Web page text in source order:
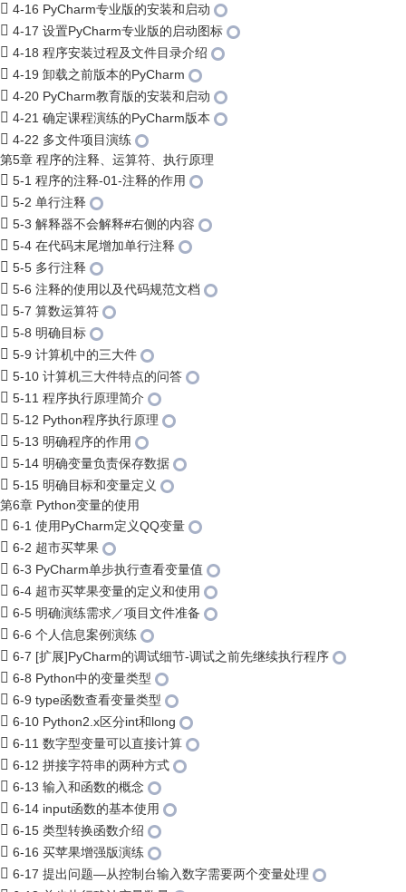
4-16 PyCharm专业版的安装和启动
4-17 设置PyCharm专业版的启动图标
4-18 程序安装过程及文件目录介绍
4-19 卸载之前版本的PyCharm
4-20 PyCharm教育版的安装和启动
4-21 确定课程演练的PyCharm版本
4-22 多文件项目演练
第5章 程序的注释、运算符、执行原理
5-1 程序的注释-01-注释的作用
5-2 单行注释
5-3 解释器不会解释#右侧的内容
5-4 在代码末尾增加单行注释
5-5 多行注释
5-6 注释的使用以及代码规范文档
5-7 算数运算符
5-8 明确目标
5-9 计算机中的三大件
5-10 计算机三大件特点的问答
5-11 程序执行原理简介
5-12 Python程序执行原理
5-13 明确程序的作用
5-14 明确变量负责保存数据
5-15 明确目标和变量定义
第6章 Python变量的使用
6-1 使用PyCharm定义QQ变量
6-2 超市买苹果
6-3 PyCharm单步执行查看变量值
6-4 超市买苹果变量的定义和使用
6-5 明确演练需求／项目文件准备
6-6 个人信息案例演练
6-7 [扩展]PyCharm的调试细节-调试之前先继续执行程序
6-8 Python中的变量类型
6-9 type函数查看变量类型
6-10 Python2.x区分int和long
6-11 数字型变量可以直接计算
6-12 拼接字符串的两种方式
6-13 输入和函数的概念
6-14 input函数的基本使用
6-15 类型转换函数介绍
6-16 买苹果增强版演练
6-17 提出问题—从控制台输入数字需要两个变量处理